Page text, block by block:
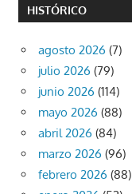
HISTÓRICO
agosto 2026 (7)
julio 2026 (79)
junio 2026 (114)
mayo 2026 (88)
abril 2026 (84)
marzo 2026 (96)
febrero 2026 (88)